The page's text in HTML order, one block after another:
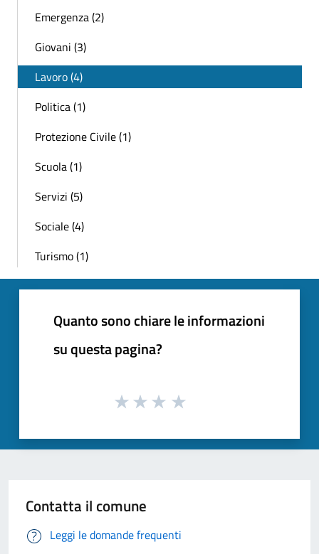
Emergenza (2)
Giovani (3)
Lavoro (4)
Politica (1)
Protezione Civile (1)
Scuola (1)
Servizi (5)
Sociale (4)
Turismo (1)
Quanto sono chiare le informazioni
su questa pagina?
Contatta il comune
Leggi le domande frequenti